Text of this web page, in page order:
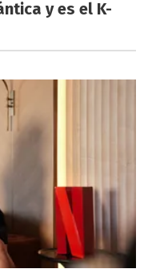
y es el K-